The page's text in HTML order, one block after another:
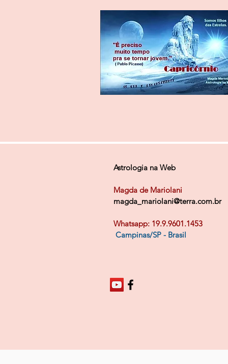
Astrologia na Web
Magda de Mariolani
magda_mariolani@terra.com.br
Whatsapp: 19.9.9601.1453
Campinas/SP - Brasil